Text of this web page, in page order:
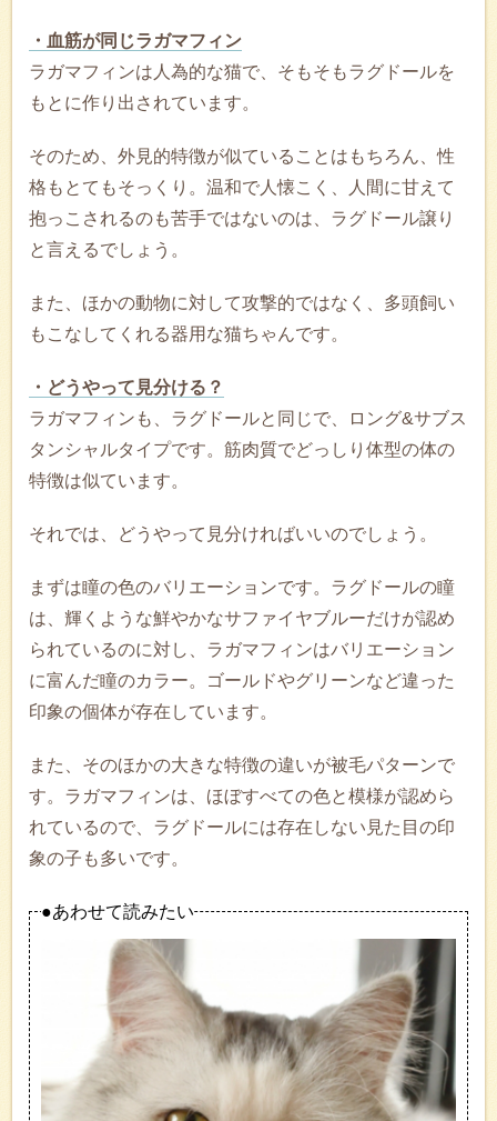
・血筋が同じラガマフィン
ラガマフィンは人為的な猫で、そもそもラグドールを
もとに作り出されています。
そのため、外見的特徴が似ていることはもちろん、性
格もとてもそっくり。温和で人懐こく、人間に甘えて
抱っこされるのも苦手ではないのは、ラグドール譲り
と言えるでしょう。
また、ほかの動物に対して攻撃的ではなく、多頭飼い
もこなしてくれる器用な猫ちゃんです。
・どうやって見分ける？
ラガマフィンも、ラグドールと同じで、ロング&サブス
タンシャルタイプです。筋肉質でどっしり体型の体の
特徴は似ています。
それでは、どうやって見分ければいいのでしょう。
まずは瞳の色のバリエーションです。ラグドールの瞳
は、輝くような鮮やかなサファイヤブルーだけが認め
られているのに対し、ラガマフィンはバリエーション
に富んだ瞳のカラー。ゴールドやグリーンなど違った
印象の個体が存在しています。
また、そのほかの大きな特徴の違いが被毛パターンで
す。ラガマフィンは、ほぼすべての色と模様が認めら
れているので、ラグドールには存在しない見た目の印
象の子も多いです。
●あわせて読みたい